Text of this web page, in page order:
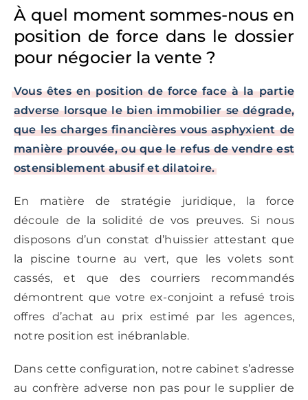
À quel moment sommes-nous en
position de force dans le dossier
pour négocier la vente ?
Vous êtes en position de force face à la partie
adverse lorsque le bien immobilier se dégrade,
que les charges financières vous asphyxient de
manière prouvée, ou que le refus de vendre est
ostensiblement abusif et dilatoire.
En matière de stratégie juridique, la force
découle de la solidité de vos preuves. Si nous
disposons d’un constat d’huissier attestant que
la piscine tourne au vert, que les volets sont
cassés, et que des courriers recommandés
démontrent que votre ex-conjoint a refusé trois
offres d’achat au prix estimé par les agences,
notre position est inébranlable.
Dans cette configuration, notre cabinet s’adresse
au confrère adverse non pas pour le supplier de